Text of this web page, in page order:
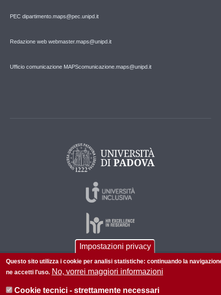
PEC dipartimento.maps@pec.unipd.it
Redazione web webmaster.maps@unipd.it
Ufficio comunicazione MAPScomunicazione.maps@unipd.it
Impostazioni privacy
Questo sito utilizza i cookie per analisi statistiche: continuando la
ne accetti l'uso. No, vorrei maggiori informazioni
Cookie tecnici - strettamente necessari